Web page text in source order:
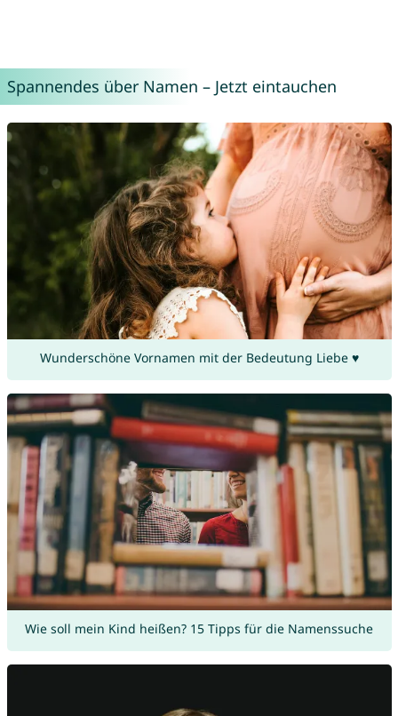
Spannendes über Namen – Jetzt eintauchen
Wunderschöne Vornamen mit der Bedeutung Liebe ♥
Wie soll mein Kind heißen? 15 Tipps für die Namenssuche